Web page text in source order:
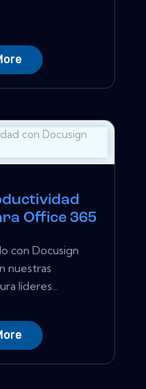
Office 365
con Docusign
nuestras
líderes...